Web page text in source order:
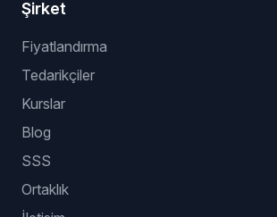
Şirket
Fiyatlandırma
Tedarikçiler
Kurslar
Blog
SSS
Ortaklık